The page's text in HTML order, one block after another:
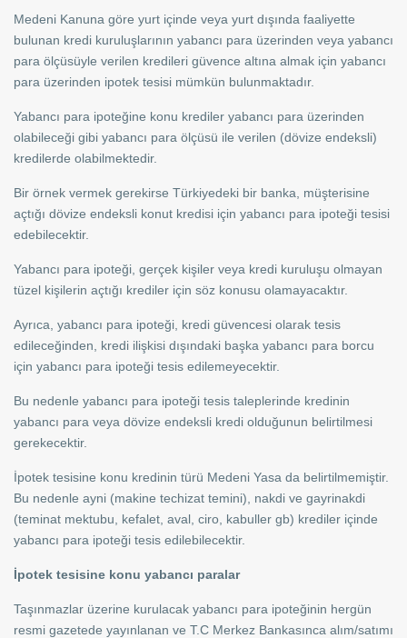
Medeni Kanuna göre yurt içinde veya yurt dışında faaliyette
bulunan kredi kuruluşlarının yabancı para üzerinden veya yabancı
para ölçüsüyle verilen kredileri güvence altına almak için yabancı
para üzerinden ipotek tesisi mümkün bulunmaktadır.
Yabancı para ipoteğine konu krediler yabancı para üzerinden
olabileceği gibi yabancı para ölçüsü ile verilen (dövize endeksli)
kredilerde olabilmektedir.
Bir örnek vermek gerekirse Türkiyedeki bir banka, müşterisine
açtığı dövize endeksli konut kredisi için yabancı para ipoteği tesisi
edebilecektir.
Yabancı para ipoteği, gerçek kişiler veya kredi kuruluşu olmayan
tüzel kişilerin açtığı krediler için söz konusu olamayacaktır.
Ayrıca, yabancı para ipoteği, kredi güvencesi olarak tesis
edileceğinden, kredi ilişkisi dışındaki başka yabancı para borcu
için yabancı para ipoteği tesis edilemeyecektir.
Bu nedenle yabancı para ipoteği tesis taleplerinde kredinin
yabancı para veya dövize endeksli kredi olduğunun belirtilmesi
gerekecektir.
İpotek tesisine konu kredinin türü Medeni Yasa da belirtilmemiştir.
Bu nedenle ayni (makine techizat temini), nakdi ve gayrinakdi
(teminat mektubu, kefalet, aval, ciro, kabuller gb) krediler içinde
yabancı para ipoteği tesis edilebilecektir.
İpotek tesisine konu yabancı paralar
Taşınmazlar üzerine kurulacak yabancı para ipoteğinin hergün
resmi gazetede yayınlanan ve T.C Merkez Bankasınca alım/satımı